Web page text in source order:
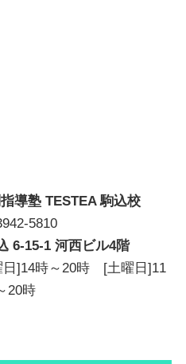
導塾 TESTEA 駒込校
5810
6-15-1 河西ビル4階
日]14時～20時 [土曜日]11
20時